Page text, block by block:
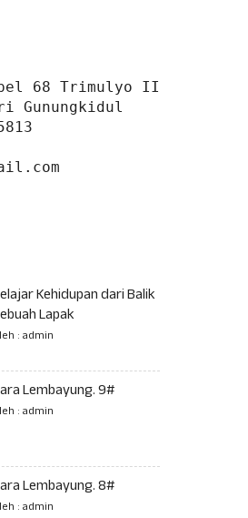
68 Trimulyo II
Gunungkidul
Kehidupan dari Balik
Lapak
: admin
Lembayung. 9#
: admin
Lembayung. 8#
: admin